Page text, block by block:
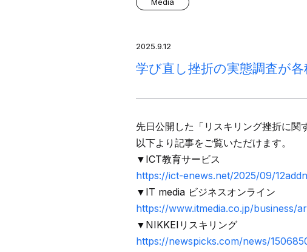
2025.9.12
学び直し挫折の実態調査が
先日公開した「リスキリング挫折に関
以下より記事をご覧いただけます。
▼ICT教育サービス
https://ict-enews.net/2025/09/
▼IT media ビジネスオンライン
https://www.itmedia.co.jp/business/
▼NIKKEIリスキリング
https://newspicks.com/news/